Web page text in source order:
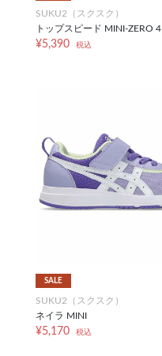
SUKU2（スクスク）
トップスピード MINI-ZERO 4
¥5,390 税込
SALE
SUKU2（スクスク）
ネイラ MINI
¥5,170 税込